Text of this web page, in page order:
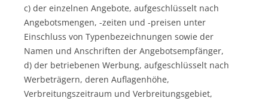
c) der einzelnen Angebote, aufgeschlüsselt nach
Angebotsmengen, -zeiten und -preisen unter
Einschluss von Typenbezeichnungen sowie der
Namen und Anschriften der Angebotsempfänger,
d) der betriebenen Werbung, aufgeschlüsselt nach
Werbeträgern, deren Auflagenhöhe,
Verbreitungszeitraum und Verbreitungsgebiet,